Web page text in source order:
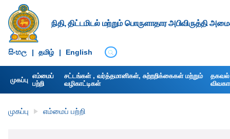
நிதி, திட்டமிடல் மற்றும் பொருளாதார அபிவிருத்தி
සිංහ​ල | தமிழ் | English
முகப்பு எம்மைப்
பற்றி
சட்டங்கள் , வர்த்தமானிகள், சுற்றறிக்கைகள் மற்றும்
வழிகாட்டிகள்
தகவல்
முகப்பு எம்மைப் பற்றி